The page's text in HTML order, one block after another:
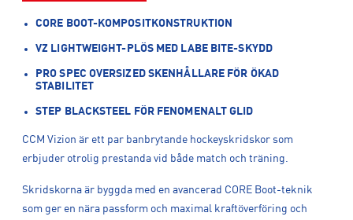
CORE BOOT-KOMPOSITKONSTRUKTION
VZ LIGHTWEIGHT-PLÖS MED LABE BITE-SKYDD
PRO SPEC OVERSIZED SKENHÅLLARE FÖR ÖKAD
STABILITET
STEP BLACKSTEEL FÖR FENOMENALT GLID
CCM Vizion är ett par banbrytande hockeyskridskor som
erbjuder otrolig prestanda vid både match och träning.
Skridskorna är byggda med en avancerad CORE Boot-teknik
som ger en nära passform och maximal kraftöverföring och